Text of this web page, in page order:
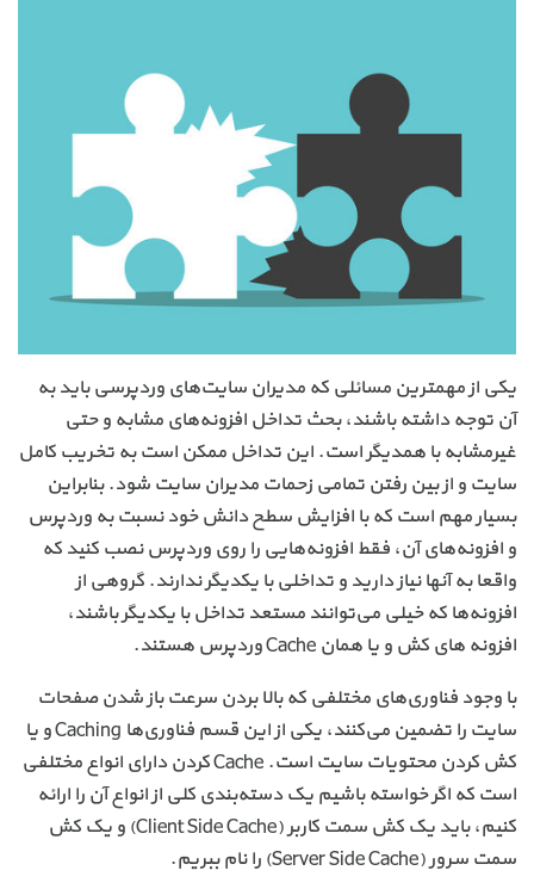
یکی از مهمترین مسائلی که مدیران سایت‌های وردپرسی باید به
آن توجه داشته باشند، بحث تداخل افزونه‌های مشابه و حتی
غیرمشابه با همدیگر است. این تداخل ممکن است به تخریب کامل
سایت و از بین رفتن تمامی زحمات مدیران سایت شود. بنابراین
بسیار مهم است که با افزایش سطح دانش خود نسبت به وردپرس
و افزونه‌های آن، فقط افزونه‌هایی را روی وردپرس نصب کنید که
واقعا به آنها نیاز دارید و تداخلی با یکدیگر ندارند. گروهی از
افزونه‌ها که خیلی می‌توانند مستعد تداخل با یکدیگر باشند،
افزونه های کش و یا همان Cache وردپرس هستند.
با وجود فناوری‌های مختلفی که بالا بردن سرعت باز شدن صفحات
سایت را تضمین می‌کنند، یکی از این قسم فناوری‌ها Caching و یا
کش کردن محتویات سایت است. Cache کردن دارای انواع مختلفی
است که اگر خواسته باشیم یک دسته‌بندی کلی از انواع آن را ارائه
کنیم، باید یک کش سمت کاربر (Client Side Cache) و یک کش
سمت سرور (Server Side Cache) را نام ببریم.